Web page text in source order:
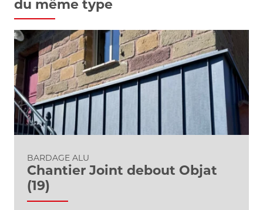
du même type
BARDAGE ALU
Chantier Joint debout Objat
(19)